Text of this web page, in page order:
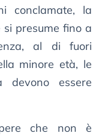
conclamate, la
presume fino a
al di fuori
minore età, le
devono essere
che non è